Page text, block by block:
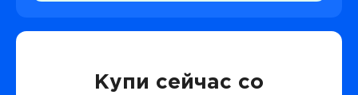
Купи сейчас со